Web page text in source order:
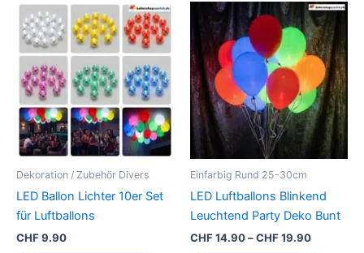
Dekoration / Zubehör Divers
LED Ballon Lichter 10er Set
für Luftballons
CHF9.90
Dieses
Produkt
weist
mehrere
Varianten
auf.
Die
Optionen
der
Produktseite
gewählt
Einfarbig Rund 25-30cm
LED Luftballons Blinkend
Leuchtend Party Deko Bunt
CHF14.90–CHF19.90
CHF
bis
CHF
Dieses
Produkt
weist
auf.
Die
der